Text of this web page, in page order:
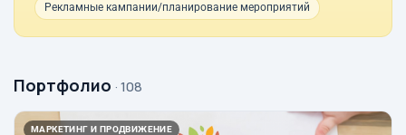
Рекламные кампании/планирование мероприятий
Портфолио · 108
МАРКЕТИНГ И ПРОДВИЖЕНИЕ